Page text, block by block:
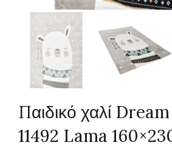
Παιδικό χαλί
11492 Lama